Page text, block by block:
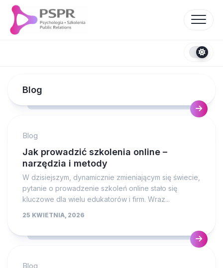
Skip
content
Blog
Blog
Jak prowadzić szkolenia online –
narzędzia i metody
W dzisiejszym, dynamicznie zmieniającym się świecie,
pytanie o prowadzenie szkoleń online stało się
kluczowe dla wielu edukatorów i firm. Wraz...
25 KWIETNIA, 2026
Blog